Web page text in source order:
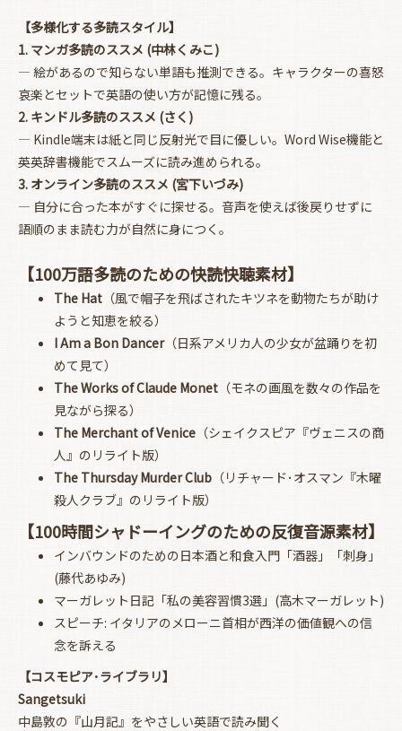
お買い物を続ける カートへ進む
【多様化する多読スタイル】
1. マンガ多読のススメ (中林くみこ)
― 絵があるので知らない単語も推測できる。キャラクターの喜怒
哀楽とセットで英語の使い方が記憶に残る。
2. キンドル多読のススメ (さく)
― Kindle端末は紙と同じ反射光で目に優しい。Word Wise機能と
英英辞書機能でスムーズに読み進められる。
3. オンライン多読のススメ (宮下いづみ)
― 自分に合った本がすぐに探せる。音声を使えば後戻りせずに
語順のまま読む力が自然に身につく。
【100万語多読のための快読快聴素材】
The Hat （風で帽子を飛ばされたキツネを動物たちが助け
ようと知恵を絞る）
I Am a Bon Dancer（日系アメリカ人の少女が盆踊りを初
めて見て）
The Works of Claude Monet （モネの画風を数々の作品を
見ながら探る）
The Merchant of Venice （シェイクスピア『ヴェニスの商
人』のリライト版）
The Thursday Murder Club （リチャード･オスマン『木曜
殺人クラブ』のリライト版）
【100時間シャドーイングのための反復音源素材】
インバウンドのための日本酒と和食入門「酒器」「刺身」
(藤代あゆみ)
マーガレット日記「私の美容習慣3選」(高木マーガレット)
スピーチ: イタリアのメローニ首相が西洋の価値観への信
念を訴える
【コスモピア･ライブラリ】
Sangetsuki
中島敦の『山月記』をやさしい英語で読み聞く